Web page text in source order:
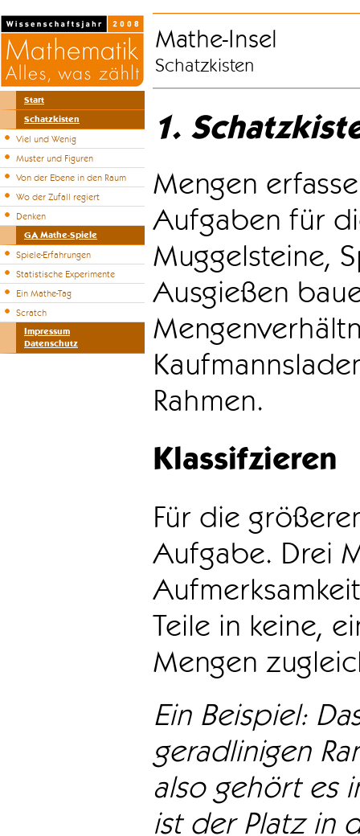
Start
Schatzkisten
Viel und Wenig
Muster und Figuren
Von der Ebene in den Raum
Wo der Zufall regiert
Denken
GA Mathe-Spiele
Spiele-Erfahrungen
Statistische Experimente
Ein Mathe-Tag
Scratch
Impressum
Datenschutz
Mathe-Insel
Schatzkisten
1.
Mengen
Aufgaben für
Muggelsteine,
Ausgießen
Rahmen.
Klassifzieren
Für die
Aufgabe. Drei
Teile in keine,
Mengen
Ein Beispiel:
geradlinigen
also gehört es
ist der Platz in